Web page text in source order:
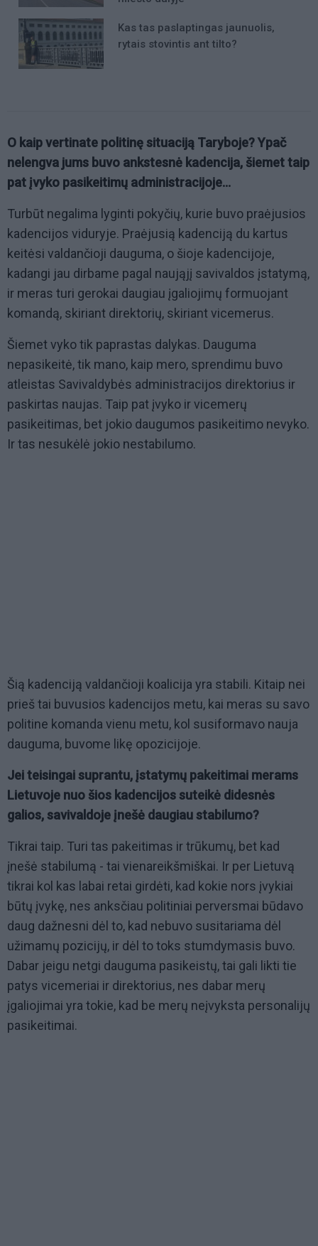
Kas tas paslaptingas jaunuolis,
rytais stovintis ant tilto?
O kaip vertinate politinę situaciją Taryboje? Ypač
nelengva jums buvo ankstesnė kadencija, šiemet taip
pat įvyko pasikeitimų administracijoje…
Turbūt negalima lyginti pokyčių, kurie buvo praėjusios
kadencijos viduryje. Praėjusią kadenciją du kartus
keitėsi valdančioji dauguma, o šioje kadencijoje,
kadangi jau dirbame pagal naująjį savivaldos įstatymą,
ir meras turi gerokai daugiau įgaliojimų formuojant
komandą, skiriant direktorių, skiriant vicemerus.
Šiemet vyko tik paprastas dalykas. Dauguma
nepasikeitė, tik mano, kaip mero, sprendimu buvo
atleistas Savivaldybės administracijos direktorius ir
paskirtas naujas. Taip pat įvyko ir vicemerų
pasikeitimas, bet jokio daugumos pasikeitimo nevyko.
Ir tas nesukėlė jokio nestabilumo.
Šią kadenciją valdančioji koalicija yra stabili. Kitaip nei
prieš tai buvusios kadencijos metu, kai meras su savo
politine komanda vienu metu, kol susiformavo nauja
dauguma, buvome likę opozicijoje.
Jei teisingai suprantu, įstatymų pakeitimai merams
Lietuvoje nuo šios kadencijos suteikė didesnės
galios, savivaldoje įnešė daugiau stabilumo?
Tikrai taip. Turi tas pakeitimas ir trūkumų, bet kad
įnešė stabilumą - tai vienareikšmiškai. Ir per Lietuvą
tikrai kol kas labai retai girdėti, kad kokie nors įvykiai
būtų įvykę, nes anksčiau politiniai perversmai būdavo
daug dažnesni dėl to, kad nebuvo susitariama dėl
užimamų pozicijų, ir dėl to toks stumdymasis buvo.
Dabar jeigu netgi dauguma pasikeistų, tai gali likti tie
patys vicemeriai ir direktorius, nes dabar merų
įgaliojimai yra tokie, kad be merų neįvyksta personalijų
pasikeitimai.